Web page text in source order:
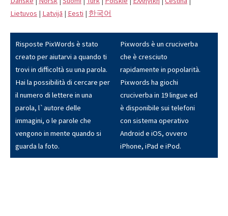
Lietuvos | Latvijā | Eesti | 한국어
Risposte PixWords è stato
creato per aiutarvi a quando ti
trovi in difficoltà su una parola.
Hai la possibilità di cercare per
il numero di lettere in una
parola, l`autore delle
immagini, o le parole che
vengono in mente quando si
guarda la foto.
Pixwords è un cruciverba
che è cresciuto
rapidamente in popolarità.
Pixwords ha giochi
cruciverba in 19 lingue ed
è disponibile sui telefoni
con sistema operativo
Android e iOS, ovvero
iPhone, iPad e iPod.